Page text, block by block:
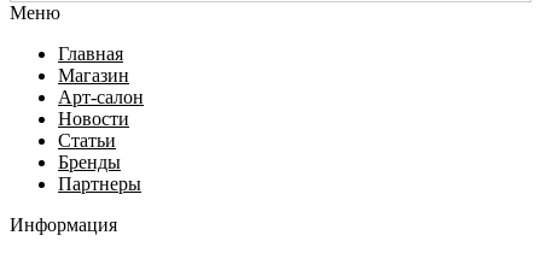
Меню
Главная
Магазин
Арт-салон
Новости
Статьи
Бренды
Партнеры
Информация